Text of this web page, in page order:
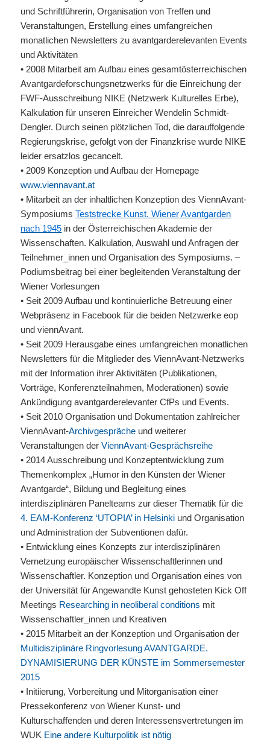
und Schriftführerin, Organisation von Treffen und
Veranstaltungen, Erstellung eines umfangreichen
monatlichen Newsletters zu avantgarderelevanten Events
und Aktivitäten
• 2008 Mitarbeit am Aufbau eines gesamtösterreichischen
Avantgardeforschungsnetzwerks für die Einreichung der
FWF-Ausschreibung NIKE (Netzwerk Kulturelles Erbe),
Kalkulation für unseren Einreicher Wendelin Schmidt-
Dengler. Durch seinen plötzlichen Tod, die darauffolgende
Regierungskrise, gefolgt von der Finanzkrise wurde NIKE
leider ersatzlos gecancelt.
• 2009 Konzeption und Aufbau der Homepage
www.viennavant.at
• Mitarbeit an der inhaltlichen Konzeption des ViennAvant-
SymposiumsTeststrecke Kunst. Wiener Avantgarden
nach 1945 in der Österreichischen Akademie der
Wissenschaften. Kalkulation, Auswahl und Anfragen der
Teilnehmer_innen und Organisation des Symposiums. –
Podiumsbeitrag bei einer begleitenden Veranstaltung der
Wiener Vorlesungen
• Seit 2009 Aufbau und kontinuierliche Betreuung einer
Webpräsenz in Facebook für die beiden Netzwerke eop
und viennAvant.
• Seit 2009 Herausgabe eines umfangreichen monatlichen
Newsletters für die Mitglieder des ViennAvant-Netzwerks
mit der Information ihrer Aktivitäten (Publikationen,
Vorträge, Konferenzteilnahmen, Moderationen) sowie
Ankündigung avantgarderelevanter CfPs und Events.
• Seit 2010 Organisation und Dokumentation zahlreicher
ViennAvant-Archivgespräche und weiterer
Veranstaltungen derViennAvant-Gesprächsreihe
• 2014 Ausschreibung und Konzeptentwicklung zum
Themenkomplex „Humor in den Künsten der Wiener
Avantgarde“, Bildung und Begleitung eines
interdisziplinären Panelteams zur dieser Thematik für die
4. EAM-Konferenz ‘UTOPIA’ in Helsinki und Organisation
und Administration der Subventionen dafür.
• Entwicklung eines Konzepts zur interdisziplinären
Vernetzung europäischer Wissenschaftlerinnen und
Wissenschaftler. Konzeption und Organisation eines von
der Universität für Angewandte Kunst gehosteten Kick Off
Meetings Researching in neoliberal conditions mit
Wissenschaftler_innen und Kreativen
• 2015 Mitarbeit an der Konzeption und Organisation der
Multidisziplinäre RingvorlesungAVANTGARDE.
DYNAMISIERUNG DER KÜNSTE im Sommersemester
2015
• Initiierung, Vorbereitung und Mitorganisation einer
Pressekonferenz von Wiener Kunst- und
Kulturschaffenden und deren Interessensvertretungen im
WUK Eine andere Kulturpolitik ist nötig